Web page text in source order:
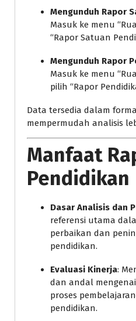
Mengunduh Rapor
Masuk ke menu
“Rapor Satuan
Mengunduh Rapor
Masuk ke menu
pilih “Rapor
Data tersedia dalam
mempermudah analisis
Manfaat
Pendidikan
Dasar Analisis dan
referensi utama
perbaikan dan
pendidikan.
Evaluasi Kinerja:
dan andal
proses
pendidikan.